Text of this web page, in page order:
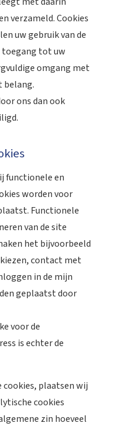
verzameld. Cookies
uw gebruik van de
toegang tot uw
omgang met
belang.
ons dan ook
functionele en
worden voor
Functionele
van de site
het bijvoorbeeld
contact met
in de mijn
geplaatst door
voor de
is echter de
plaatsen wij
cookies
zin hoeveel